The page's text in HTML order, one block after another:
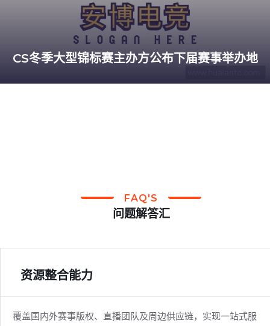
CS冬季大型锦标赛主办方公布下届赛事举办地
FAQ'S
问题解答汇
资源整合能力
覆盖国内外赛事版权、直播团队及周边供应链，实现一站式服